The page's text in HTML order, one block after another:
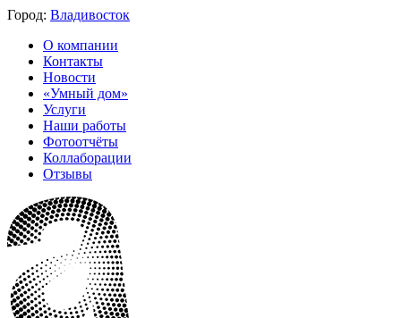
Город: Владивосток
О компании
Контакты
Новости
«Умный дом»
Услуги
Наши работы
Фотоотчёты
Коллаборации
Отзывы